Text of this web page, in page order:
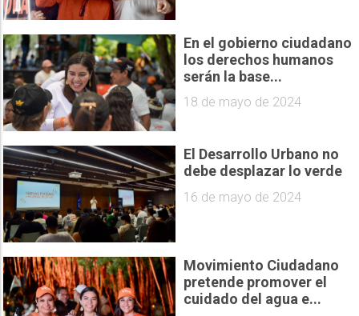
En el gobierno ciudadano
los derechos humanos
serán la base...
18 de mayo de 2024
El Desarrollo Urbano no
debe desplazar lo verde
16 de mayo de 2024
Movimiento Ciudadano
pretende promover el
cuidado del agua e...